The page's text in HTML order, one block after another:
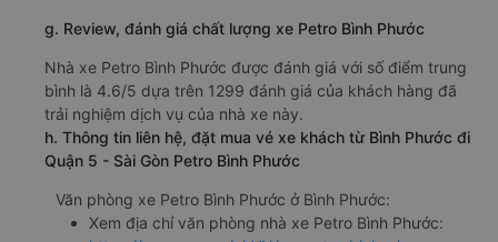
g. Review, đánh giá chất lượng xe Petro Bình Phước
Nhà xe Petro Bình Phước được đánh giá với số điểm trung
bình là 4.6/5 dựa trên 1299 đánh giá của khách hàng đã
trải nghiệm dịch vụ của nhà xe này.
h. Thông tin liên hệ, đặt mua vé xe khách từ Bình Phước đi
Quận 5 - Sài Gòn Petro Bình Phước
Văn phòng xe Petro Bình Phước ở Bình Phước:
Xem địa chỉ văn phòng nhà xe Petro Bình Phước: